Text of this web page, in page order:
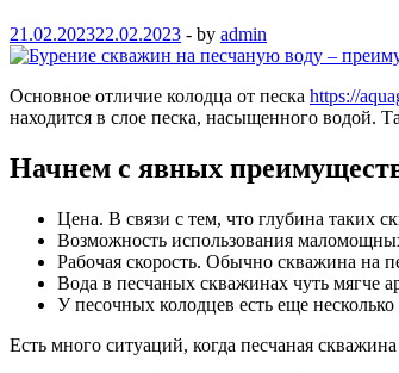
21.02.202322.02.2023 - by admin
Основное отличие колодца от песка https://
находится в слое песка, насыщенного водой.
Начнем с явных
Цена. В связи с тем, что глубина таких
Возможность использования
Рабочая скорость. Обычно скважина на
Вода в песчаных скважинах чуть мягче
У песочных колодцев есть еще
Есть много ситуаций, когда песчаная